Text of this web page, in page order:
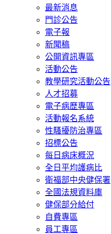
最新消息
門診公告
電子報
新聞稿
公開資訊專區
活動公告
教學研究活動公告
人才招募
電子病歷專區
活動報名系統
性騷擾防治專區
招標公告
每日病床概況
全日平均護病比
衛福部中央健保署
全國法規資料庫
健保部分給付
自費專區
員工專區